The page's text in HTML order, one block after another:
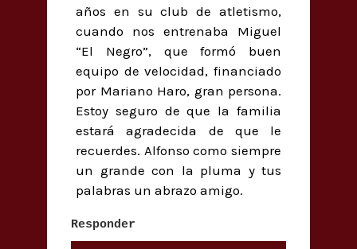
años en su club de atletismo,
cuando nos entrenaba Miguel
“El Negro”, que formó buen
equipo de velocidad, financiado
por Mariano Haro, gran persona.
Estoy seguro de que la familia
estará agradecida de que le
recuerdes. Alfonso como siempre
un grande con la pluma y tus
palabras un abrazo amigo.
Responder